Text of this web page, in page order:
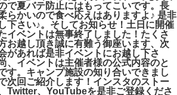
で夏バテ防止にはもってこいです。長
らかいので食べ応えはありますよ♪ 是非
下さい♪。そしてお知らせ！土日に開催
イベントは無事終了しました！たくさ
お越し頂き誠に有難う御座います、次
があれば是非イベントにお越し下さ
、イベントは主催者様の公式内容のと
す。キャンプ️施設の知り合いできまし
次回ご紹介します！インスタのストー
Twitter、YouTubeを是非ご登録くださ